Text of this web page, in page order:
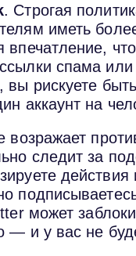
. Строгая
иметь
впечатление,
спама
вы рискуете
аккаунт на
возражает
следит за
может
— и у вас не